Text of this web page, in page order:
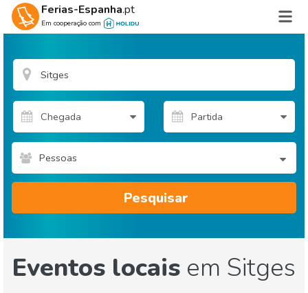
Ferias-Espanha.pt
Em cooperação com
Pessoas
Pesquisar
Eventos locais em Sitges